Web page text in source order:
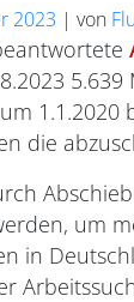
2023 | von
1.1.2020
die
um
in